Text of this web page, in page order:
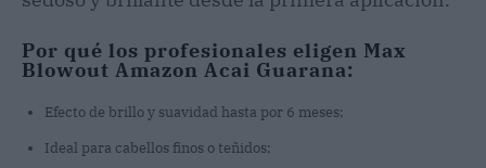
Por qué los profesionales eligen Max
Blowout Amazon Acai Guarana:
Efecto de brillo y suavidad hasta por 6 meses;
Ideal para cabellos finos o teñidos;